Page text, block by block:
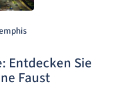
Entdecken Sie
Faust